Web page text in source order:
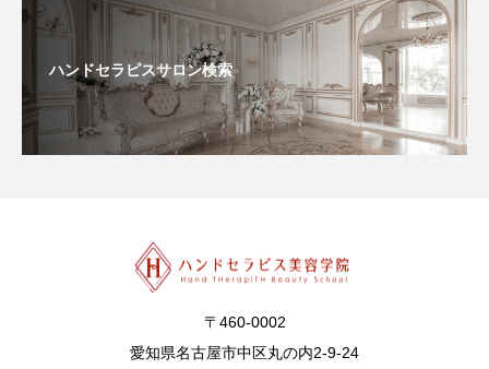
ハンドセラピスサロン検索
〒460-0002
愛知県名古屋市中区丸の内2-9-24